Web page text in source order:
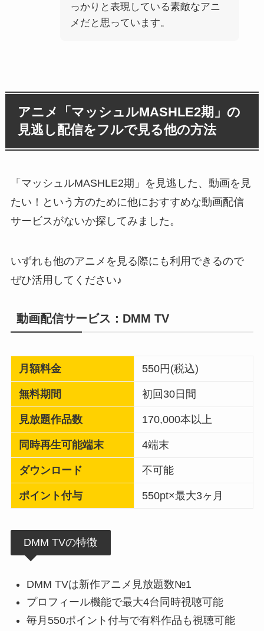
っかりと表現している素敵なアニ
メだと思っています。
アニメ「マッシュルMASHLE2期」の
見逃し配信をフルで見る他の方法
「マッシュルMASHLE2期」を見逃した、動画を見
たい！という方のために他におすすめな動画配信
サービスがないか探してみました。
いずれも他のアニメを見る際にも利用できるので
ぜひ活用してください♪
動画配信サービス：DMM TV
月額料金 550円(税込)
無料期間 初回30日間
見放題作品数 170,000本以上
同時再生可能端末 4端末
ダウンロード 不可能
ポイント付与 550pt×最大3ヶ月
DMM TVの特徴
DMM TVは新作アニメ見放題数№1
プロフィール機能で最大4台同時視聴可能
毎月550ポイント付与で有料作品も視聴可能